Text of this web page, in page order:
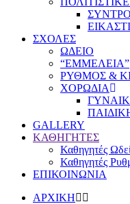
ΣΧΟΛΕΣ
ΩΔΕΙΟ
“ΕΜΜΕΛΕΙΑ”
ΡΥΘΜΟΣ &
ΧΟΡΩΔΙΑ
GALLERY
ΚΑΘΗΓΗΤΕΣ
Καθηγητές
Καθηγητές
ΕΠΙΚΟΙΝΩΝΙΑ
ΑΡΧΙΚΗ